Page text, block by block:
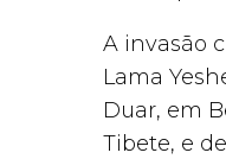
A invasão
Lama
Duar, em
Tibete, e